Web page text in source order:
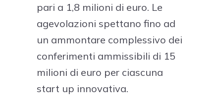
pari a 1,8 milioni di euro. Le
agevolazioni spettano fino ad
un ammontare complessivo dei
conferimenti ammissibili di 15
milioni di euro per ciascuna
start up innovativa.